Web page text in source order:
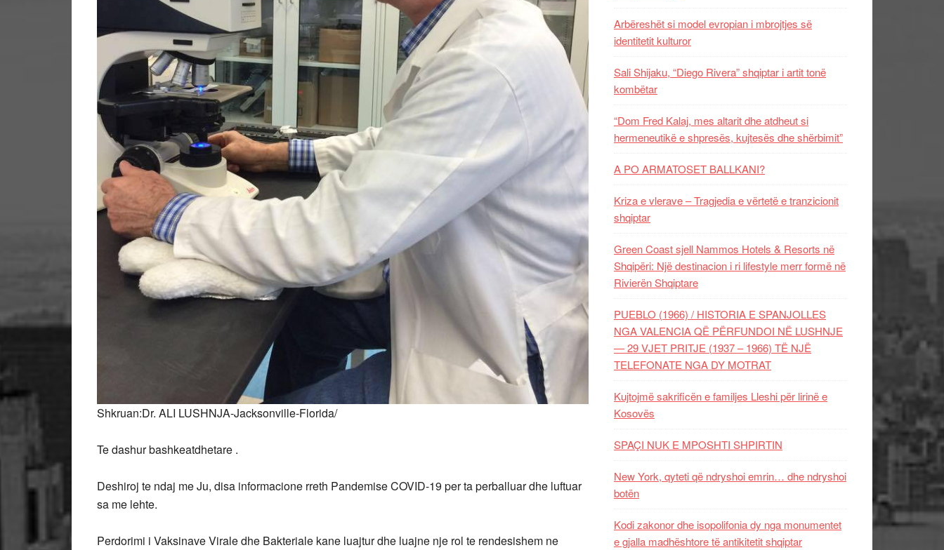
Shkruan:Dr. ALI LUSHNJA-Jacksonville-Florida/
Te dashur bashkeatdhetare .
Deshiroj te ndaj me Ju, disa informacione rreth Pandemise COVID-19 per ta perballuar dhe luftuar
sa me lehte.
Perdorimi i Vaksinave Virale dhe Bakteriale kane luajtur dhe luajne nje rol te rendesishem ne
Arbëreshët si model evropian i mbrojtjes së
identitetit kulturor
Sali Shijaku, “Diego Rivera” shqiptar i artit tonë
kombëtar
“Dom Fred Kalaj, mes altarit dhe atdheut si
hermeneutikë e shpresës, kujtesës dhe shërbimit”
A PO ARMATOSET BALLKANI?
Kriza e vlerave – Tragjedia e vërtetë e tranzicionit
shqiptar
Green Coast sjell Nammos Hotels & Resorts në
Shqipëri: Një destinacion i ri lifestyle merr formë në
Rivierën Shqiptare
PUEBLO (1966) / HISTORIA E SPANJOLLES
NGA VALENCIA QË PËRFUNDOI NË LUSHNJE
— 29 VJET PRITJE (1937 – 1966) TË NJË
TELEFONATE NGA DY MOTRAT
Kujtojmë sakrificën e familjes Lleshi për lirinë e
Kosovës
SPAÇI NUK E MPOSHTI SHPIRTIN
New York, qyteti që ndryshoi emrin… dhe ndryshoi
botën
Kodi zakonor dhe isopolifonia dy nga monumentet
e gjalla madhështore të antikitetit shqiptar